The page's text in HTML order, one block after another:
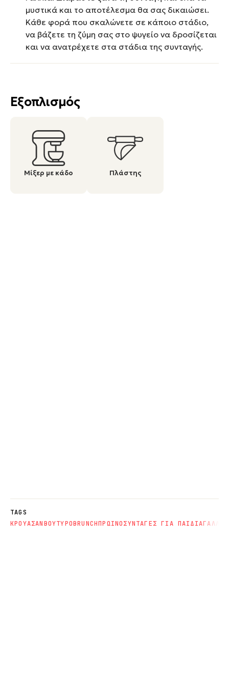
Εξοπλισμός
Μίξερ με κάδο Πλάστης
TAGS
ΚΡΟΥΑΣΑΝΒΟΥΤΥΡΟBRUNCHΠΡΩΙΝΟΣΥΝΤΑΓΕΣ ΓΙΑ ΠΑΙΔΙΑ
μυστικά και το αποτέλεσμα θα σας δικαιώσει.
Κάθε φορά που σκαλώνετε σε κάποιο στάδιο,
να βάζετε τη ζύμη σας στο ψυγείο να δροσίζεται
και να ανατρέχετε στα στάδια της συνταγής.